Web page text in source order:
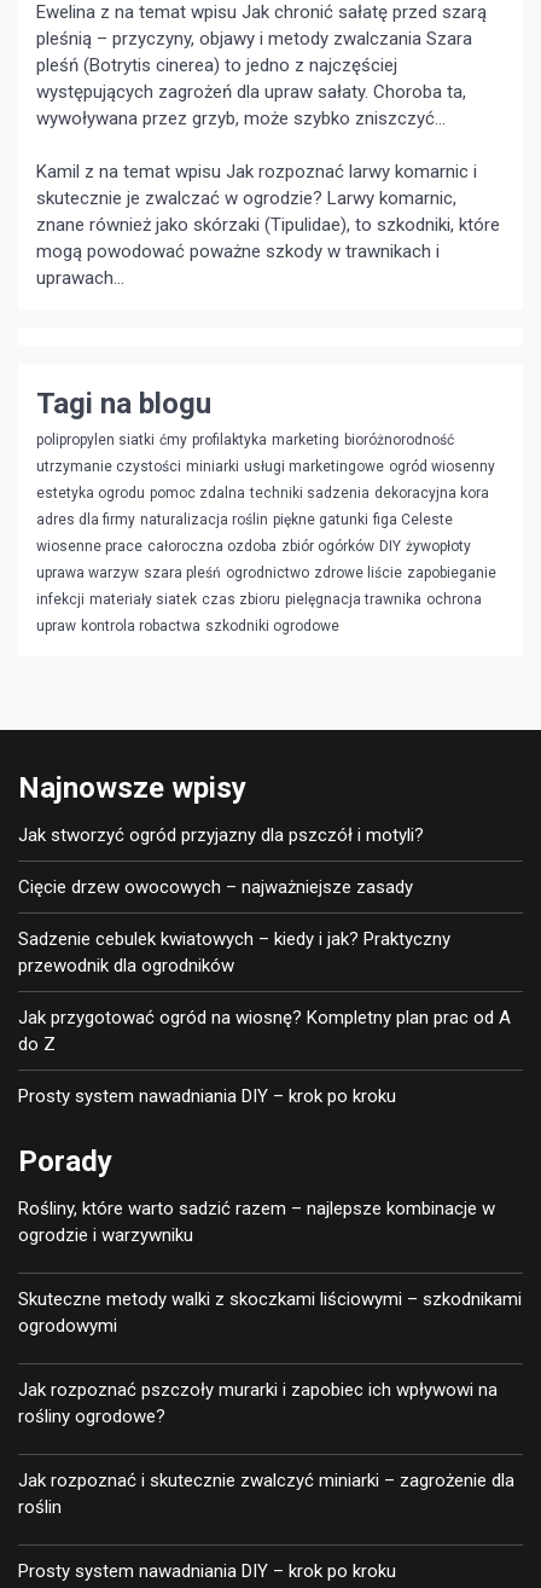
Ewelina z na temat wpisu Jak chronić sałatę przed szarą
pleśnią – przyczyny, objawy i metody zwalczania Szara
pleśń (Botrytis cinerea) to jedno z najczęściej
występujących zagrożeń dla upraw sałaty. Choroba ta,
wywoływana przez grzyb, może szybko zniszczyć...
Kamil z na temat wpisu Jak rozpoznać larwy komarnic i
skutecznie je zwalczać w ogrodzie? Larwy komarnic,
znane również jako skórzaki (Tipulidae), to szkodniki, które
mogą powodować poważne szkody w trawnikach i
uprawach...
Tagi na blogu
polipropylen siatki ćmy profilaktyka marketing bioróżnorodność
utrzymanie czystości miniarki usługi marketingowe ogród wiosenny
estetyka ogrodu pomoc zdalna techniki sadzenia dekoracyjna kora
adres dla firmy naturalizacja roślin piękne gatunki figa Celeste
wiosenne prace całoroczna ozdoba zbiór ogórków DIY żywopłoty
uprawa warzyw szara pleśń ogrodnictwo zdrowe liście zapobieganie
infekcji materiały siatek czas zbioru pielęgnacja trawnika ochrona
upraw kontrola robactwa szkodniki ogrodowe
Najnowsze wpisy
Jak stworzyć ogród przyjazny dla pszczół i motyli?
Cięcie drzew owocowych – najważniejsze zasady
Sadzenie cebulek kwiatowych – kiedy i jak? Praktyczny
przewodnik dla ogrodników
Jak przygotować ogród na wiosnę? Kompletny plan prac od A
do Z
Prosty system nawadniania DIY – krok po kroku
Porady
Rośliny, które warto sadzić razem – najlepsze kombinacje w
ogrodzie i warzywniku
Skuteczne metody walki z skoczkami liściowymi – szkodnikami
ogrodowymi
Jak rozpoznać pszczoły murarki i zapobiec ich wpływowi na
rośliny ogrodowe?
Jak rozpoznać i skutecznie zwalczyć miniarki – zagrożenie dla
roślin
Prosty system nawadniania DIY – krok po kroku